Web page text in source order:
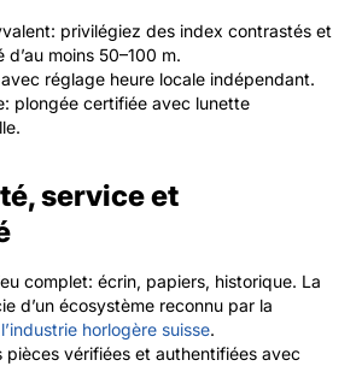
privilégiez des index contrastés et
d’au moins 50–100 m.
réglage heure locale indépendant.
plongée certifiée avec lunette
service et
complet: écrin, papiers, historique. La
d’un écosystème reconnu par la
horlogère suisse.
pièces vérifiées et authentifiées avec